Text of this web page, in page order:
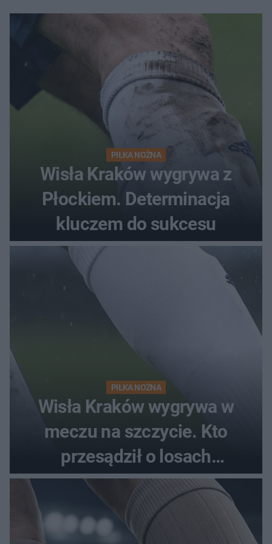
PIŁKA NOŻNA
Wisła Kraków wygrywa z
Płockiem. Determinacja
kluczem do sukcesu
PIŁKA NOŻNA
Wisła Kraków wygrywa w
meczu na szczycie. Kto
przesądził o losach
spotkania?